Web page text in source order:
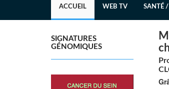
ACCUEIL WEB TV SANTÉ
SIGNATURES
GÉNOMIQUES